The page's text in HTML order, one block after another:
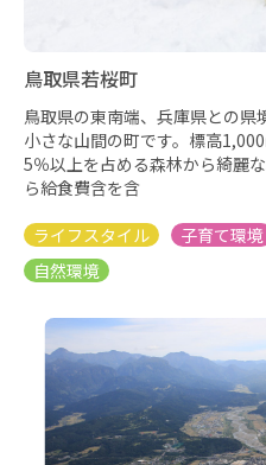
鳥取県若桜町
鳥取県の東南端、兵庫県との県
小さな山間の町です。標高
5％以上を占める森林から綺麗
ら給食費含を含